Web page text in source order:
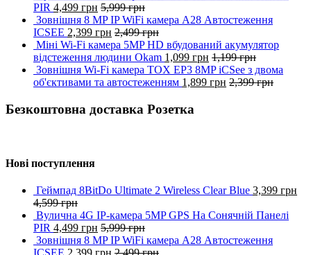
PIR 4,499 грн 5,999грн
Зовнішня 8 MP IP WiFi камера A28 Автостеження
ICSEE 2,399 грн 2,499грн
Міні Wi-Fi камера 5MP HD вбудований акумулятор
відстеження людини Okam 1,099 грн 1,199грн
Зовнішня Wi-Fi камера TOX EP3 8MP iCSee з двома
об'єктивами та автостеженням 1,899 грн 2,399грн
Безкоштовна доставка Розетка
Нові поступлення
Геймпад 8BitDo Ultimate 2 Wireless Clear Blue 3,399 грн
4,599грн
Вулична 4G IP-камера 5MP GPS На Сонячній Панелі
PIR 4,499 грн 5,999грн
Зовнішня 8 MP IP WiFi камера A28 Автостеження